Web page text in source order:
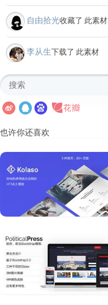
自由拾光收藏了 此素材
李从生下载了 此素材
也许你还喜欢